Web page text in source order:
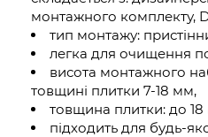
монтажного комплекту,
тип монтажу:
легка для очищення
висота монтажного
товщині плитки 7-18 мм,
товщина плитки: до
підходить для будь-